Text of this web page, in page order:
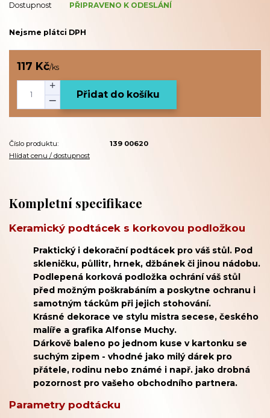
Dostupnost PŘIPRAVENO K ODESLÁNÍ
Nejsme plátci DPH
117 Kč/ks
Přidat do košíku
Číslo produktu:
139 00620
Hlídat cenu / dostupnost
Kompletní specifikace
Keramický podtácek s korkovou podložkou
Praktický i dekorační podtácek pro váš stůl. Pod
skleničku, půllitr, hrnek, džbánek či jinou nádobu.
Podlepená korková podložka ochrání váš stůl
před možným poškrabáním a poskytne ochranu i
samotným táckům při jejich stohování.
Krásné dekorace ve stylu mistra secese, českého
malíře a grafika Alfonse Muchy.
Dárkově baleno po jednom kuse v kartonku se
suchým zipem - vhodné jako milý dárek pro
přátele, rodinu nebo známé i např. jako drobná
pozornost pro vašeho obchodního partnera.
Parametry podtácku